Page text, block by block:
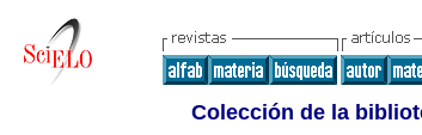
Colección de la